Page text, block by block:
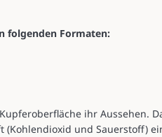
folgenden Formaten:
ihr Aussehen.
(Kohlendioxid und Sauerstoff)